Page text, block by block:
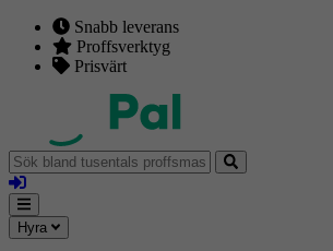
Snabb leverans
Proffsverktyg
Prisvärt
Sök
bland
tusentals
proffsmaskiner
Logga
in
Mina
sidor
Meny
Hyra